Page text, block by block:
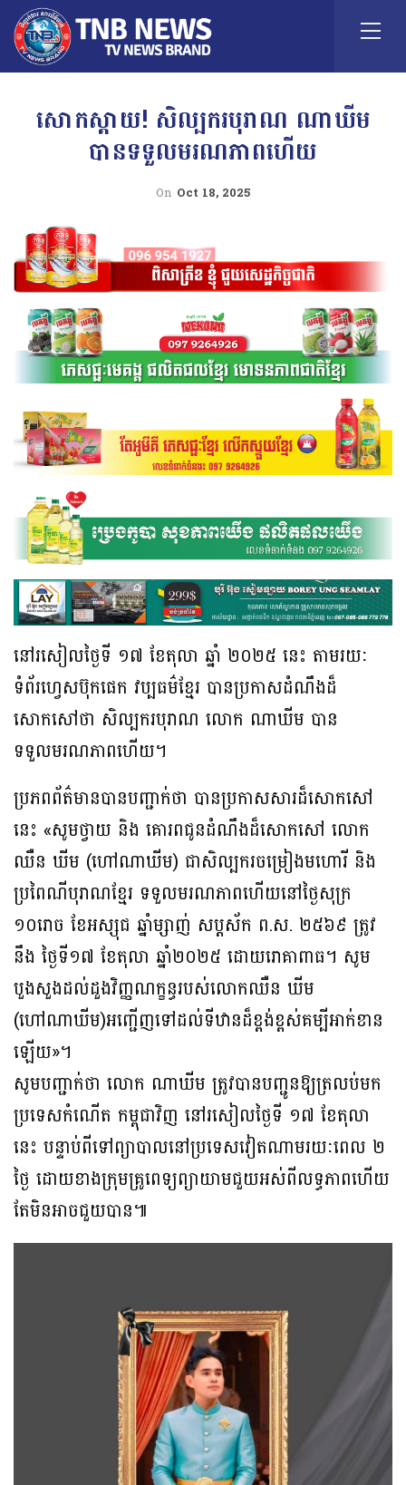
សោកស្ដាយ! សិល្បករបុរាណ ណាឃីម
បានទទួលមរណភាពហើយ
On Oct 18, 2025
នៅរសៀលថ្ងៃទី ១៧ ខែតុលា ឆ្នាំ ២០២៥ នេះ តាមរយៈ
ទំព័រហ្វេសប៊ុកផេក វប្បធម៌ខ្មែរ បានប្រកាសដំណឹងដ៏
សោកសៅថា សិល្បករបុរាណ លោក ណាឃីម បាន
ទទួលមរណភាពហើយ។
ប្រភពព័ត៌មានបានបញ្ជាក់ថា បានប្រកាសសារដ៏សោកសៅ
នេះ «សូមថ្វាយ និង គោរពជូនដំណឹងដ៏សោកសៅ លោក
ឈឺន ឃីម (ហៅណាឃីម) ជាសិល្បករចម្រៀងមហោរី និង
ប្រពៃណីបុរាណខ្មែរ ទទួលមរណភាពហើយនៅថ្ងៃសុក្រ
១០រោច ខែអស្សុជ ឆ្នាំម្សាញ់ សប្តស័ក ព.ស. ២៥៦៩ ត្រូវ
នឹង ថ្ងៃទី១៧ ខែតុលា ឆ្នាំ២០២៥ ដោយរោគាពាធ។ សូម
បួងសួងដល់ដួងវិញ្ញណក្ខន្ធរបស់លោកឈឺន ឃីម
(ហៅណាឃីម)អញ្ជើញទៅដល់ទីឋានដ៏ខ្ពង់ខ្ពស់គម្បីអាក់ខាន
ឡើយ»។
សូមបញ្ជាក់ថា លោក ណាឃីម ត្រូវបានបញ្ជូនឱ្យត្រលប់មក
ប្រទេសកំណើត កម្ពុជាវិញ នៅរសៀលថ្ងៃទី ១៧ ខែតុលា
នេះ បន្ទាប់ពីទៅព្យាបាលនៅប្រទេសវៀតណាមរយៈពេល ២
ថ្ងៃ ដោយខាងក្រុមគ្រូពេទ្យព្យាយាមជួយអស់ពីលទ្ធភាពហើយ
តែមិនអាចជួយបាន៕